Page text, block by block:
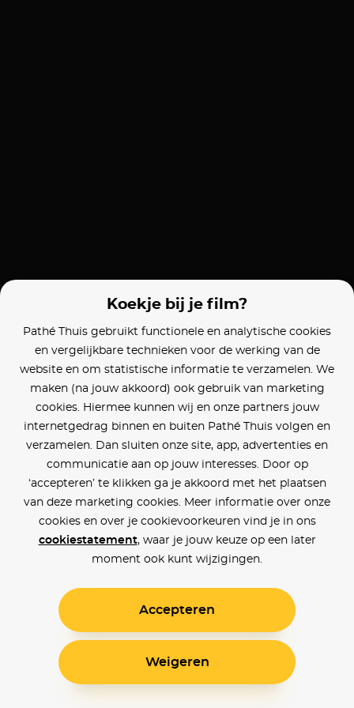
Koekje bij je film?
Pathé Thuis gebruikt functionele en analytische cookies
en vergelijkbare technieken voor de werking van de
website en om statistische informatie te verzamelen. We
maken (na jouw akkoord) ook gebruik van marketing
cookies. Hiermee kunnen wij en onze partners jouw
internetgedrag binnen en buiten Pathé Thuis volgen en
verzamelen. Dan sluiten onze site, app, advertenties en
communicatie aan op jouw interesses. Door op
‘accepteren’ te klikken ga je akkoord met het plaatsen
van deze marketing cookies. Meer informatie over onze
cookies en over je cookievoorkeuren vind je in ons
cookiestatement, waar je jouw keuze op een later
moment ook kunt wijzigingen.
Accepteren
Weigeren